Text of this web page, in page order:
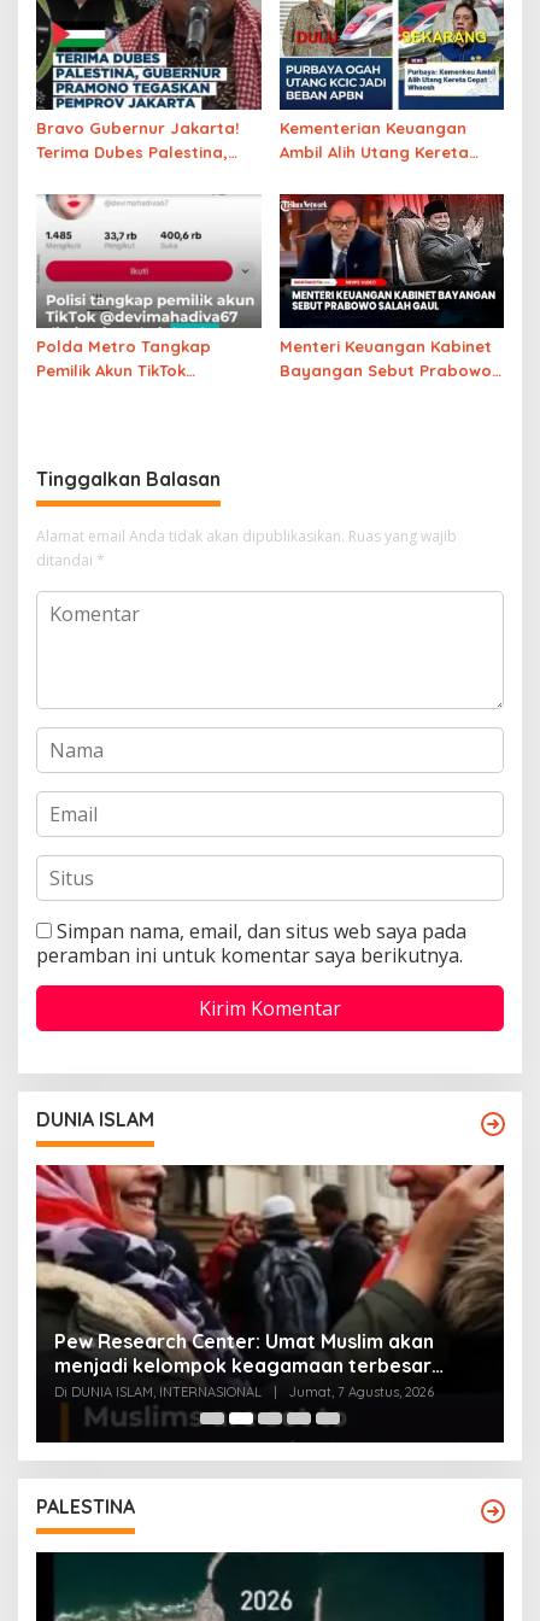
Terkendala Ruang HCU
Bravo Gubernur Jakarta!
Terima Dubes Palestina,
Dukungan Untuk
Perjuangan Palestina
Kementerian Keuangan
Ambil Alih Utang Kereta
Polda Metro Tangkap
Pemilik Akun TikTok
Menteri Keuangan Kabinet
Bayangan Sebut Prabowo
Tinggalkan Balasan
Alamat email Anda tidak akan dipublikasikan. Ruas yang wajib
ditandai *
Simpan nama, email, dan situs web saya pada
peramban ini untuk komentar saya berikutnya.
DUNIA ISLAM
Pew Research Center: Umat Muslim akan
menjadi kelompok keagamaan terbesar
kedua di AS 2040 kalahkan Yahudi
Di DUNIA ISLAM, INTERNASIONAL Jumat, 7 Agustus, 2026
PALESTINA